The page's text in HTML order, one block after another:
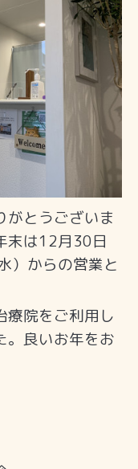
がとうございま
末は12月30日
）からの営業と
療院をご利用し
。良いお年をお